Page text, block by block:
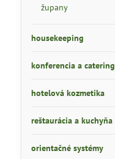
župany
housekeeping
konferencia a catering
hotelová kozmetika
reštaurácia a kuchyňa
orientačné systémy